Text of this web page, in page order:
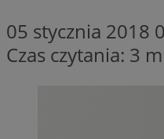
05 stycznia 2018
Czas czytania: 3